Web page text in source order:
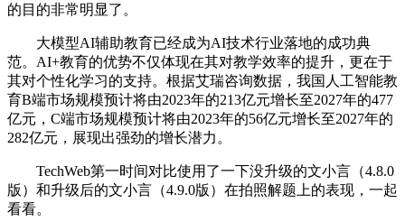
的目的非常明显了。
大模型AI辅助教育已经成为AI技术行业落地的成功典
范。AI+教育的优势不仅体现在其对教学效率的提升，更在于
其对个性化学习的支持。根据艾瑞咨询数据，我国人工智能教
育B端市场规模预计将由2023年的213亿元增长至2027年的477
亿元，C端市场规模预计将由2023年的56亿元增长至2027年的
282亿元，展现出强劲的增长潜力。
TechWeb第一时间对比使用了一下没升级的文小言（4.8.0
版）和升级后的文小言（4.9.0版）在拍照解题上的表现，一起
看看。